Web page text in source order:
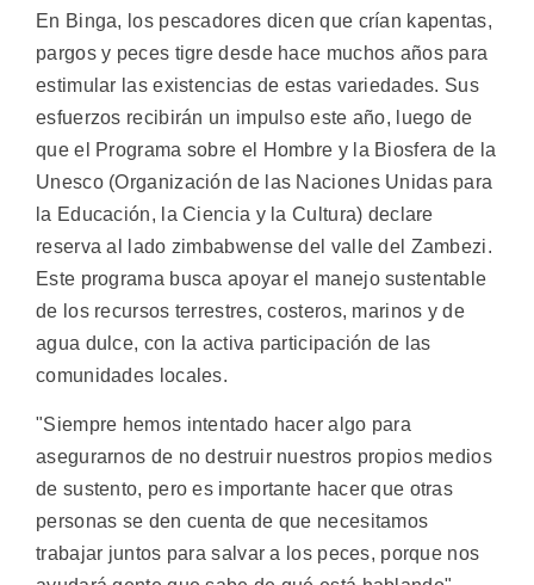
En Binga, los pescadores dicen que crían kapentas,
pargos y peces tigre desde hace muchos años para
estimular las existencias de estas variedades. Sus
esfuerzos recibirán un impulso este año, luego de
que el Programa sobre el Hombre y la Biosfera de la
Unesco (Organización de las Naciones Unidas para
la Educación, la Ciencia y la Cultura) declare
reserva al lado zimbabwense del valle del Zambezi.
Este programa busca apoyar el manejo sustentable
de los recursos terrestres, costeros, marinos y de
agua dulce, con la activa participación de las
comunidades locales.
"Siempre hemos intentado hacer algo para
asegurarnos de no destruir nuestros propios medios
de sustento, pero es importante hacer que otras
personas se den cuenta de que necesitamos
trabajar juntos para salvar a los peces, porque nos